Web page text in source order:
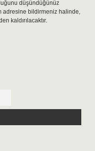
düşündüğünüz
adresine bildirmeniz halinde,
kaldırılacaktır.